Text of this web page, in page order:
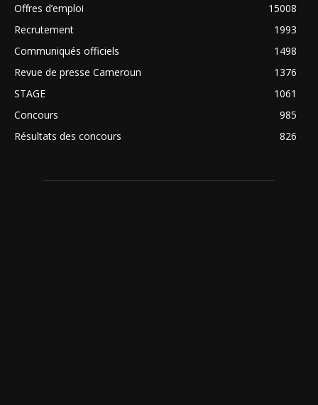
Offres d’emploi
15008
Recrutement
1993
Communiqués officiels
1498
Revue de presse Cameroun
1376
STAGE
1061
Concours
985
Résultats des concours
826